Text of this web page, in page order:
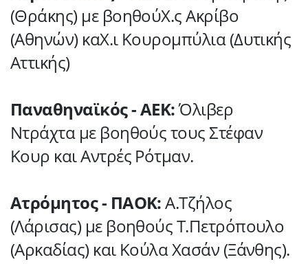
(Θράκης) με βοηθούΧ.ς Ακρίβο
(Αθηνών) καΧ.ι Κουρομπύλια (Δυτικής
Αττικής)
Παναθηναϊκός - ΑΕΚ:Όλιβερ
Ντράχτα με βοηθούς τους Στέφαν
Κουρ και Αντρές Ρότμαν.
Ατρόμητος - ΠΑΟΚ:Α.Τζήλος
(Λάρισας) με βοηθούς Τ.Πετρόπουλο
(Αρκαδίας) και Κούλα Χασάν (Ξάνθης).